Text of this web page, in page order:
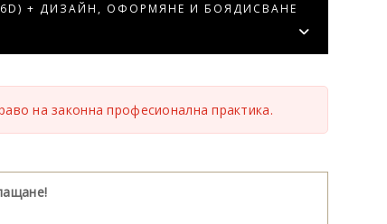
+ ДИЗАЙН, ОФОРМЯНЕ И БОЯДИСВАНЕ
на законна професионална практика.